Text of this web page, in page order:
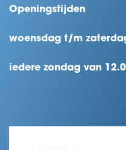
Openingstijden
woensdag t/m
iedere zondag van